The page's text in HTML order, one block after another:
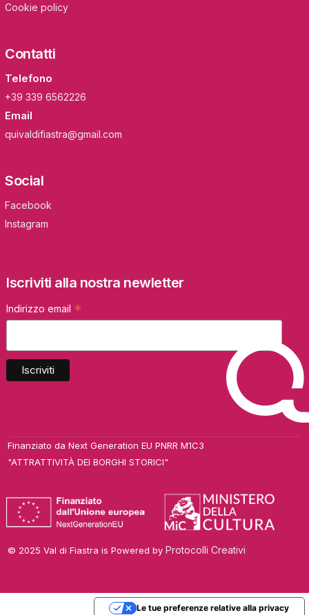
Cookie policy
Contatti
Telefono
+39 339 6562226
Email
quivaldifiastra@gmail.com
Social
Facebook
Instagram
Iscriviti alla nostra newletter
Indirizzo email *
Finanziato da Next Generation EU PNRR M1C3
"ATTRATTIVITÀ DEI BORGHI STORICI"
© 2025 Val di Fiastra is Powered by Protocolli Creativi
Le tue preferenze relative alla privacy